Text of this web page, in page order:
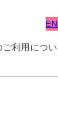
利用につ